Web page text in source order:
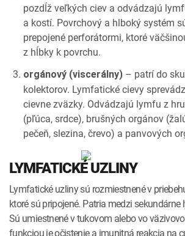
pozdĺž veľkých ciev a odvádzajú
a kostí. Povrchový a hlboký systém
prepojené perforátormi, ktoré
z hĺbky k povrchu.
orgánový (viscerálny) – patrí do
kolektorov. Lymfatické cievy
cievne zväzky. Odvádzajú lymfu z
(pľúca, srdce), brušných orgánov
pečeň, slezina, črevo) a panvových
LYMFATICKÉ UZLINY
Lymfatické uzliny sú rozmiestnené v
ktoré sú pripojené. Patria medzi
Sú umiestnené v tukovom alebo vo
funkciou je očistenie a imunitná reakcia na